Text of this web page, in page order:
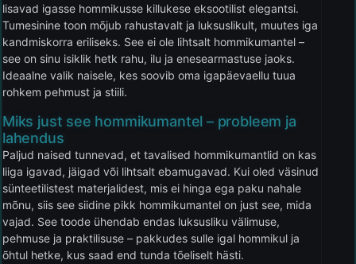
lisavad igasse hommikusse killukese eksootilist elegantsi.
Tumesinine toon mõjub rahustavalt ja luksuslikult, muutes iga
kandmiskorra eriliseks. See ei ole lihtsalt hommikumantel –
see on sinu isiklik hetk rahu, ilu ja enesearmastuse jaoks.
Ideaalne valik naisele, kes soovib oma igapäevaellu tuua
rohkem pehmust ja stiili.
Miks just see hommikumantel – probleem ja
lahendus
Paljud naised tunnevad, et tavalised hommikumantlid on kas
liiga igavad, jäigad või lihtsalt ebamugavad. Kui oled väsinud
sünteetilistest materjalidest, mis ei hinga ega paku nahale
mõnu, siis see siidine pikk hommikumantel on just see, mida
vajad. See toode ühendab endas luksusliku välimuse,
pehmuse ja praktilisuse – pakkudes sulle igal hommikul ja
õhtul hetke, kus saad end tunda tõeliselt hästi.